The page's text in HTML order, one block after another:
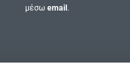
μέσω email.